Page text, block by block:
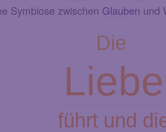
Symbiose zwischen Glauben und
Die
Liebe
führt und